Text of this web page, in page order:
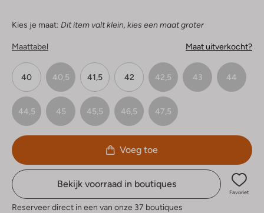
Kies je maat: Dit item valt klein, kies een maat groter
Maattabel Maat uitverkocht?
40 40,5 41,5 42 42,5 43 44
44,5 45 45,5 46,5 47,5
Voeg toe
Bekijk voorraad in boutiques
Favoriet
Reserveer direct in een van onze 37 boutiques